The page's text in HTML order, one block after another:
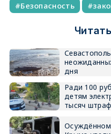
Безопасность
дня
Ради 100
детям
тысяч